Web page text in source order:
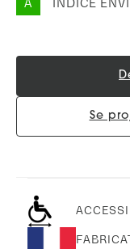
A INDICE
Se